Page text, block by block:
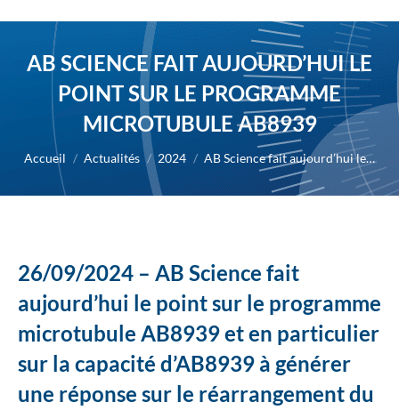
AB SCIENCE FAIT AUJOURD’HUI LE
POINT SUR LE PROGRAMME
MICROTUBULE AB8939
Vous êtes ici :
Accueil Actualités 2024 AB Science fait aujourd’hui le…
26/09/2024 – AB Science fait
aujourd’hui le point sur le programme
microtubule AB8939 et en particulier
sur la capacité d’AB8939 à générer
une réponse sur le réarrangement du